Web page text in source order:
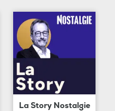
La Story Nostalgie